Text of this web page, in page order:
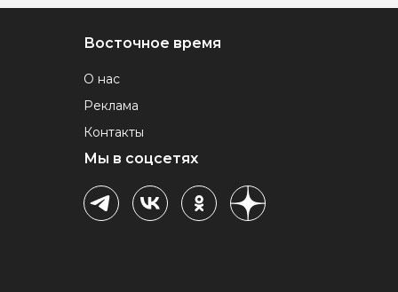
Восточное время
О нас
Реклама
Контакты
Мы в соцсетях